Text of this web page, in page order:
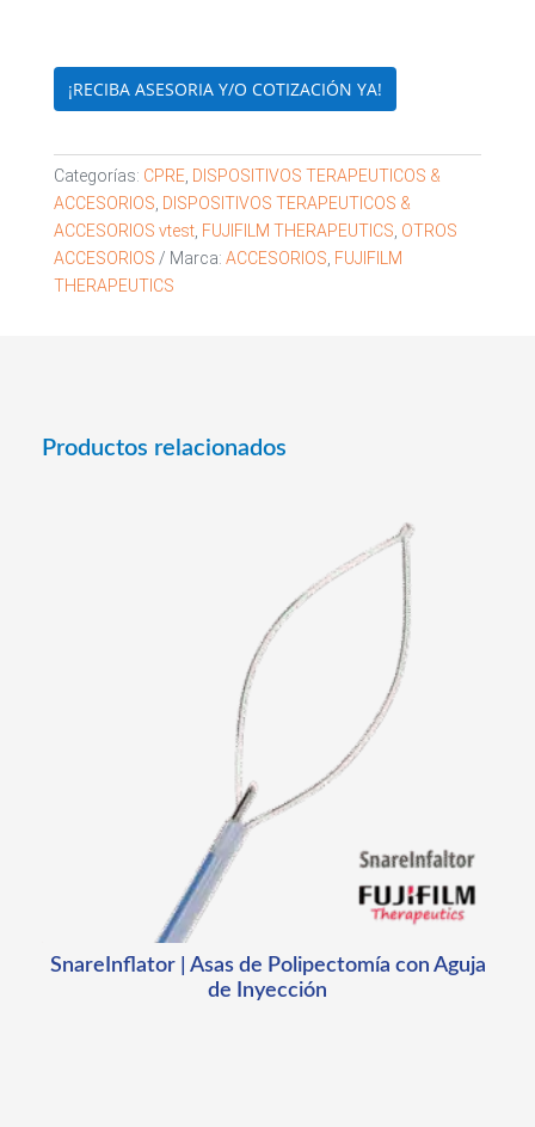
¡RECIBA ASESORIA Y/O COTIZACIÓN YA!
Categorías: CPRE, DISPOSITIVOS TERAPEUTICOS &
ACCESORIOS, DISPOSITIVOS TERAPEUTICOS &
ACCESORIOS vtest, FUJIFILM THERAPEUTICS, OTROS
ACCESORIOS
Marca: ACCESORIOS, FUJIFILM
THERAPEUTICS
Productos relacionados
SnareInflator | Asas de Polipectomía con Aguja
de Inyección